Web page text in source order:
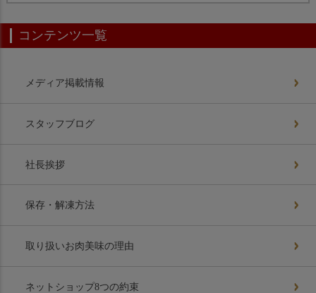
コンテンツ一覧
メディア掲載情報
スタッフブログ
社長挨拶
保存・解凍方法
取り扱いお肉美味の理由
ネットショップ8つの約束